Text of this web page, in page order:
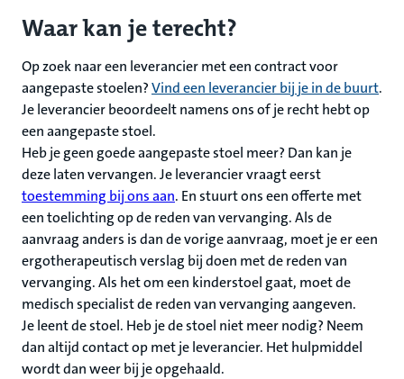
Waar kan je terecht?
Op zoek naar een leverancier met een contract voor
aangepaste stoelen?Vind een leverancier bij je in de buurt.
Je leverancier beoordeelt namens ons of je recht hebt op
een aangepaste stoel.
Heb je geen goede aangepaste stoel meer? Dan kan je
deze laten vervangen. Je leverancier vraagt eerst
toestemming bij ons aan. En stuurt ons een offerte met
een toelichting op de reden van vervanging. Als de
aanvraag anders is dan de vorige aanvraag, moet je er een
ergotherapeutisch verslag bij doen met de reden van
vervanging. Als het om een kinderstoel gaat, moet de
medisch specialist de reden van vervanging aangeven.
Je leent de stoel. Heb je de stoel niet meer nodig? Neem
dan altijd contact op met je leverancier. Het hulpmiddel
wordt dan weer bij je opgehaald.